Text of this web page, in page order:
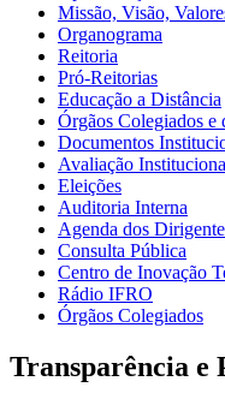
Missão, Visão,
Organograma
Reitoria
Pró-Reitorias
Educação a Distância
Órgãos Colegiados e
Documentos
Avaliação
Eleições
Auditoria Interna
Agenda dos
Consulta Pública
Centro de Inovação
Rádio IFRO
Órgãos Colegiados
Transparência e